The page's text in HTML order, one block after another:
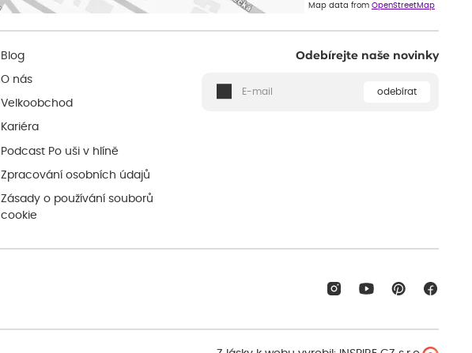
Map data from OpenStreetMap
Blog
O nás
Velkoobchod
Kariéra
Podcast Po uši v hlíně
Zpracování osobních údajů
Zásady o používání souborů
cookie
Odebírejte naše novinky
odebírat